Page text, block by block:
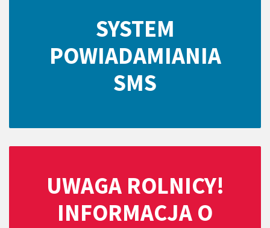
SYSTEM
POWIADAMIANIA
SMS
UWAGA ROLNICY!
INFORMACJA O